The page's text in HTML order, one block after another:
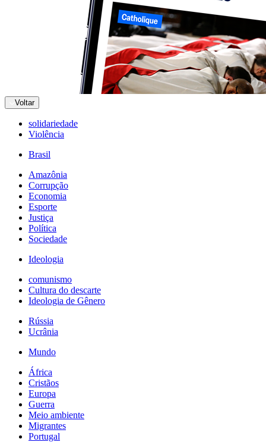
Voltar
solidariedade
Violência
Brasil
Amazônia
Corrupção
Economia
Esporte
Justiça
Política
Sociedade
Ideologia
comunismo
Cultura do descarte
Ideologia de Gênero
Rússia
Ucrânia
Mundo
África
Cristãos
Europa
Guerra
Meio ambiente
Migrantes
Portugal